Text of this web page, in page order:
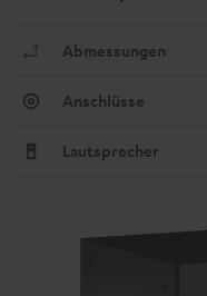
Abmessungen
Anschlüsse
Lautsprecher